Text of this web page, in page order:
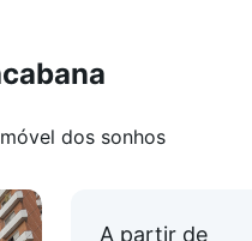
dos sonhos
A partir de